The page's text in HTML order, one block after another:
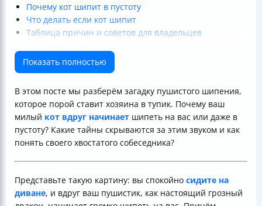
Почему кот шипит в пустоту
Что делать если кот шипит
Таблица причин и советов для владельцев
Показать полностью
В этом посте мы разберём загадку пушистого шипения,
которое порой ставит хозяина в тупик. Почему ваш
милый кот вдруг начинает шипеть на вас или даже в
пустоту? Какие тайны скрываются за этим звуком и как
понять своего хвостатого собеседника?
Представьте такую картину: вы спокойно сидите на
диване, и вдруг ваш пушистик, как настоящий грозный